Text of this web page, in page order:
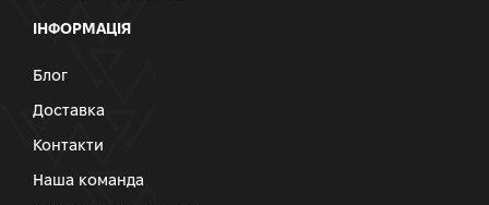
ІНФОРМАЦІЯ
Блог
Доставка
Контакти
Наша команда